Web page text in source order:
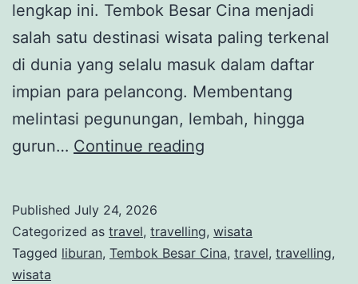
lengkap ini. Tembok Besar Cina menjadi
salah satu destinasi wisata paling terkenal
di dunia yang selalu masuk dalam daftar
impian para pelancong. Membentang
melintasi pegunungan, lembah, hingga
gurun… Continue reading
Cina,
Ikon
Published July 24, 2026
Categorized as travel, travelling, wisata
Tagged liburan, Tembok Besar Cina, travel, travelling,
wisata